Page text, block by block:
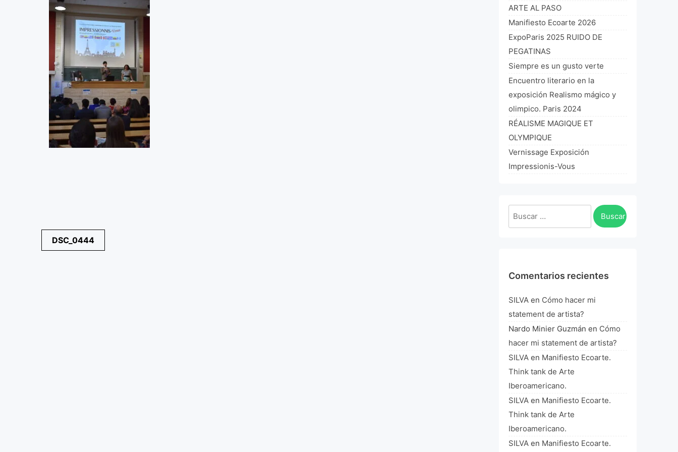
Navegación
de
DSC_0444
ARTE AL PASO
Manifiesto Ecoarte 2026
ExpoParis 2025 RUIDO DE
PEGATINAS
Siempre es un gusto verte
Encuentro literario en la
exposición Realismo mágico y
olimpico. Paris 2024
RÉALISME MAGIQUE ET
OLYMPIQUE
Vernissage Exposición
Impressionis-Vous
Buscar:
Comentarios recientes
SILVA en Cómo hacer mi
statement de artista?
Nardo Minier Guzmán en Cómo
hacer mi statement de artista?
SILVA en Manifiesto Ecoarte.
Think tank de Arte
Iberoamericano.
SILVA en Manifiesto Ecoarte.
Think tank de Arte
Iberoamericano.
SILVA en Manifiesto Ecoarte.